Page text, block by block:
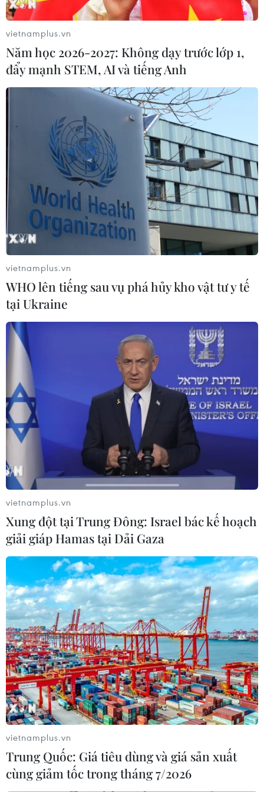
(TTXVN/Vietnam+)
#Bệnh viện Quân y 175 #đột quỵ
#ngư dân
#Tổ Cấp cứu đường không
#Bệnh xá đảo Trường Sa
Khánh Hòa
TIN LIÊN QUAN
Bệnh xá đảo Song Tử Tây mổ cấp cứu kịp
thời ngư dân bị viêm ruột thừa cấp
05/05/2024 14:36
Qua thăm khám cho bệnh nhân, quân y của đảo Song
Tử Tây chẩn đoán ông Lối bị viêm ruột thừa cấp giờ thứ
25 và chỉ định cắt ruột thừa, lau rửa ổ bụng.
vietnamplus.vn
Năm học 2026-2027: Không dạy trước lớp 1,
đẩy mạnh STEM, AI và tiếng Anh
vietnamplus.vn
WHO lên tiếng sau vụ phá hủy kho vật tư y tế
tại Ukraine
vietnamplus.vn
Xung đột tại Trung Đông: Israel bác kế hoạch
giải giáp Hamas tại Dải Gaza
vietnamplus.vn
Trung Quốc: Giá tiêu dùng và giá sản xuất
cùng giảm tốc trong tháng 7/2026